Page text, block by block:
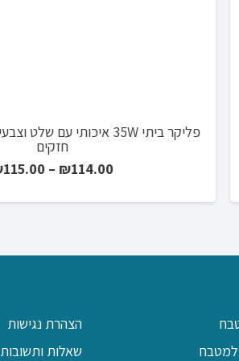
הצהרת נגישות
שאלות ותשובות